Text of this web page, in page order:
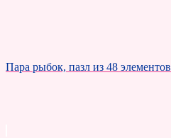
Пара рыбок, пазл из 48 элементов